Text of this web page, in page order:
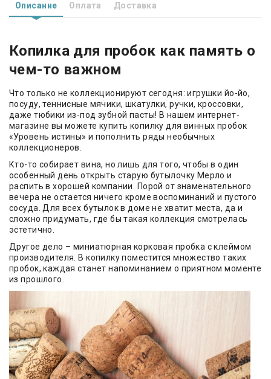
Описание Оплата Доставка
Копилка для пробок как память о
чем-то важном
Что только не коллекционируют сегодня: игрушки йо-йо,
посуду, теннисные мячики, шкатулки, ручки, кроссовки,
даже тюбики из-под зубной пасты! В нашем интернет-
магазине вы можете купить копилку для винных пробок
«Уровень истины» и пополнить ряды необычных
коллекционеров.
Кто-то собирает вина, но лишь для того, чтобы в один
особенный день открыть старую бутылочку Мерло и
распить в хорошей компании. Порой от знаменательного
вечера не остается ничего кроме воспоминаний и пустого
сосуда. Для всех бутылок в доме не хватит места, да и
сложно придумать, где бы такая коллекция смотрелась
эстетично.
Другое дело – миниатюрная корковая пробка с клеймом
производителя. В копилку поместится множество таких
пробок, каждая станет напоминанием о приятном моменте
из прошлого.